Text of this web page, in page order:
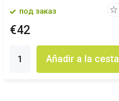
под заказ
€42
Añadir a la cesta